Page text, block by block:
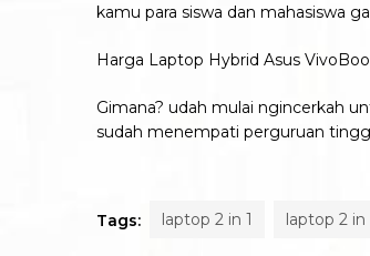
kamu para siswa dan mahasiswa
Harga Laptop Hybrid Asus
Gimana? udah mulai ngincerkah
sudah menempati perguruan
Tags: laptop 2 in 1 laptop 2 in